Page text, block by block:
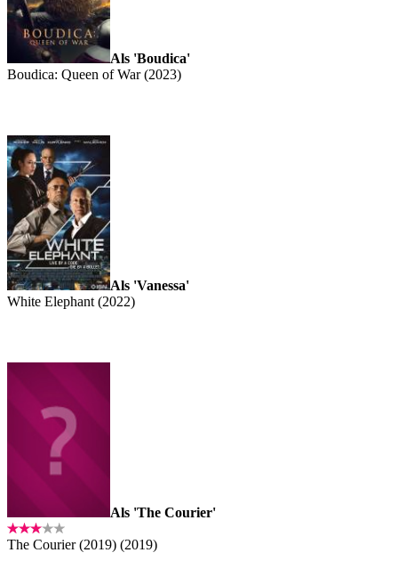
Als 'Boudica'
Boudica: Queen of War (2023)
Als 'Vanessa'
White Elephant (2022)
Als 'The Courier'
The Courier (2019) (2019)